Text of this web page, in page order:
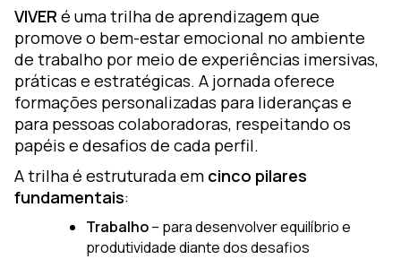
VIVER é uma trilha de aprendizagem que
promove o bem-estar emocional no ambiente
de trabalho por meio de experiências imersivas,
práticas e estratégicas. A jornada oferece
formações personalizadas para lideranças e
para pessoas colaboradoras, respeitando os
papéis e desafios de cada perfil.
A trilha é estruturada em cinco pilares
fundamentais:
Trabalho– para desenvolver equilíbrio e
produtividade diante dos desafios